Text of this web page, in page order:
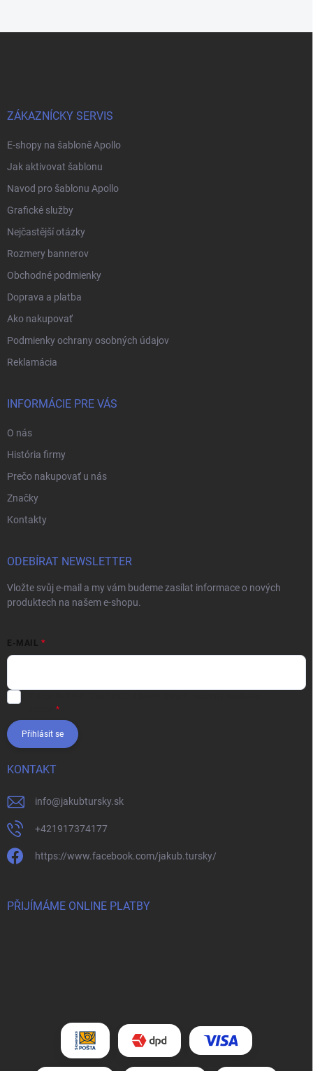
ZÁKAZNÍCKY SERVIS
E-shopy na šabloně Apollo
Jak aktivovat šablonu
Navod pro šablonu Apollo
Grafické služby
Nejčastější otázky
Rozmery bannerov
Obchodné podmienky
Doprava a platba
Ako nakupovať
Podmienky ochrany osobných údajov
Reklamácia
INFORMÁCIE PRE VÁS
O nás
História firmy
Prečo nakupovať u nás
Značky
Kontakty
ODEBÍRAT NEWSLETTER
Vložte svůj e-mail a my vám budeme zasílat informace o nových
produktech na našem e-shopu.
E-MAIL
Přihlásit se
KONTAKT
info@jakubtursky.sk
+421917374177
https://www.facebook.com/jakub.tursky/
PŘIJÍMÁME ONLINE PLATBY